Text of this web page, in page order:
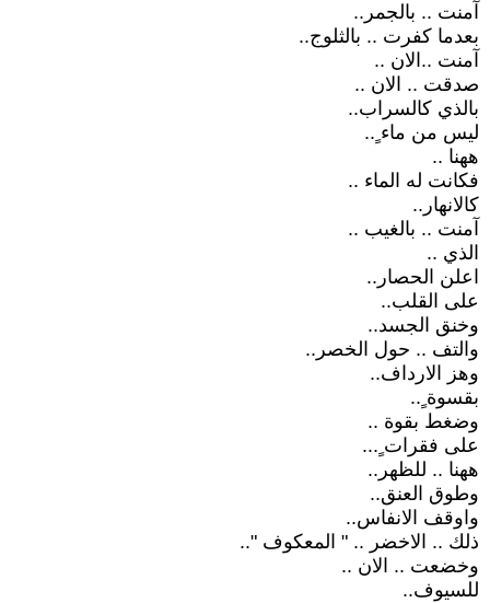
آمنت .. بالجمر..
بعدما كفرت .. بالثلوج..
آمنت ..الان ..
صدقت .. الان ..
بالذي كالسراب..
ليس من ماء ٍ..
ههنا ..
فكانت له الماء ..
كالانهار..
آمنت .. بالغيب ..
الذي ..
اعلن الحصار..
على القلب..
وخنق الجسد..
والتف .. حول الخصر..
وهز الارداف..
بقسوة ٍ..
وضغط بقوة ..
على فقرات ٍ...
ههنا .. للظهر..
وطوق العنق..
واوقف الانفاس..
ذلك .. الاخضر .. " المعكوف "..
وخضعت .. الان ..
للسيوف..